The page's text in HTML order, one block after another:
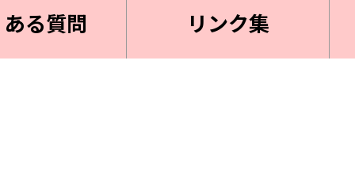
る質問 リンク集